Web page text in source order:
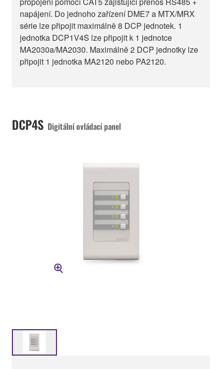
napájení. Do jednoho zařízení DME7 a MTX/MRX
série lze připojit maximálně 8 DCP jednotek. 1
jednotka DCP1V4S lze připojit k 1 jednotce
MA2030a/MA2030. Maximálně 2 DCP jednotky lze
připojit 1 jednotka MA2120 nebo PA2120.
DCP4S Digitální ovládací panel